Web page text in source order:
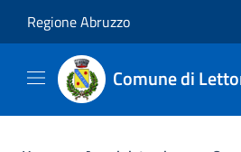
Regione Abruzzo
Comune di